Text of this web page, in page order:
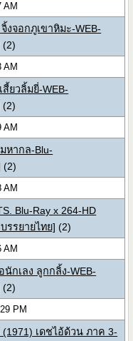
AM
งจอกภูเขาหิมะ-WEB-
(2)
AM
ยวลิ้มยี่-WEB-
(2)
AM
หากล-Blu-
(2)
AM
Blu-Ray x 264-HD
รรยายไทย] (2)
AM
นักเลง ลูกกลิ้ง-WEB-
(2)
PM
(1971) เดชไอ้ด้วน ภาค 3-